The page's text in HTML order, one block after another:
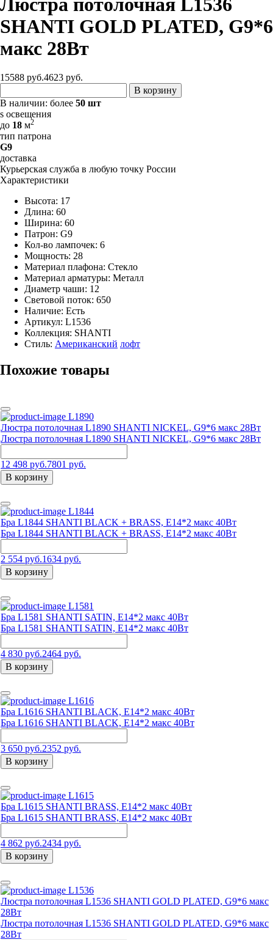
SHANTI GOLD PLATED, G9*6
макс 28Вт
15588 руб.4623 руб.
В корзину
В наличии: более 50 шт
s освещения
до 18 м2
тип патрона
G9
доставка
Курьерская служба в любую точку России
Характеристики
Высота: 17
Длина: 60
Ширина: 60
Патрон: G9
Кол-во лампочек: 6
Мощность: 28
Материал плафона: Стекло
Материал арматуры: Металл
Диаметр чаши: 12
Световой поток: 650
Наличие: Есть
Артикул: L1536
Коллекция: SHANTI
Стиль: Американский лофт
Похожие товары
L1890
Люстра потолочная L1890 SHANTI NICKEL, G9*6 макс 28Вт
Люстра потолочная L1890 SHANTI NICKEL, G9*6 макс 28Вт
12 498 руб.7801 руб.
В корзину
L1844
Бра L1844 SHANTI BLACK + BRASS, Е14*2 макс 40Вт
Бра L1844 SHANTI BLACK + BRASS, Е14*2 макс 40Вт
2 554 руб.1634 руб.
В корзину
L1581
Бра L1581 SHANTI SATIN, Е14*2 макс 40Вт
Бра L1581 SHANTI SATIN, Е14*2 макс 40Вт
4 830 руб.2464 руб.
В корзину
L1616
Бра L1616 SHANTI BLACK, Е14*2 макс 40Вт
Бра L1616 SHANTI BLACK, Е14*2 макс 40Вт
3 650 руб.2352 руб.
В корзину
L1615
Бра L1615 SHANTI BRASS, Е14*2 макс 40Вт
Бра L1615 SHANTI BRASS, Е14*2 макс 40Вт
4 862 руб.2434 руб.
В корзину
L1536
Люстра потолочная L1536 SHANTI GOLD PLATED, G9*6 макс
28Вт
Люстра потолочная L1536 SHANTI GOLD PLATED, G9*6 макс
28Вт